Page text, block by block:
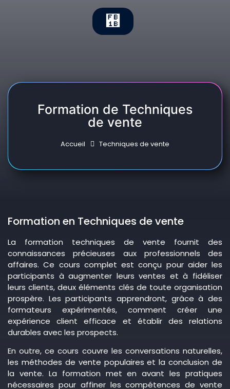
Formation de Techniques
de vente
Accueil Techniques de vente
Formation en Techniques de vente
La formation techniques de vente fournit des
connaissances précieuses aux professionnels des
affaires. Ce cours complet est conçu pour aider les
participants à augmenter leurs ventes et à fidéliser
leurs clients, deux éléments clés de toute organisation
prospère. Les participants apprendront, grâce à des
formateurs expérimentés, comment créer une
expérience client efficace et établir des relations
durables avec les prospects.
En outre, ce cours couvre les conversations naturelles,
les méthodes de vente populaires et la conclusion de
la vente. La formation met en avant les pratiques
nécessaires pour affiner les compétences de vente